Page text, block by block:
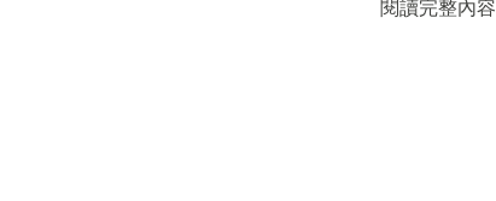
閱讀完整內容